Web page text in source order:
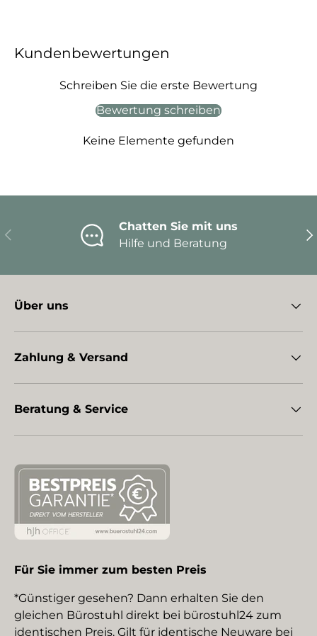
Kundenbewertungen
Schreiben Sie die erste Bewertung
Bewertung schreiben
Keine Elemente gefunden
Vorherige
Chatten Sie mit uns
Hilfe und Beratung
Über uns
Zahlung & Versand
Beratung & Service
Für Sie immer zum besten Preis
*Günstiger gesehen? Dann erhalten Sie den
gleichen Bürostuhl direkt bei bürostuhl24 zum
identischen Preis. Gilt für identische Neuware bei